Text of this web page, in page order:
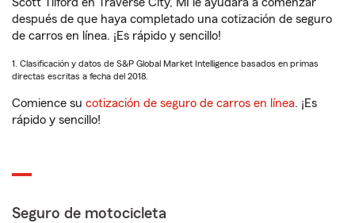
Scott Tilford en Traverse City, MI le ayudará a comenzar
después de que haya completado una cotización de seguro
de carros en línea. ¡Es rápido y sencillo!
1. Clasificación y datos de S&P Global Market Intelligence basados en primas
directas escritas a fecha del 2018.
Comience su cotización de seguro de carros en línea. ¡Es
rápido y sencillo!
Seguro de motocicleta